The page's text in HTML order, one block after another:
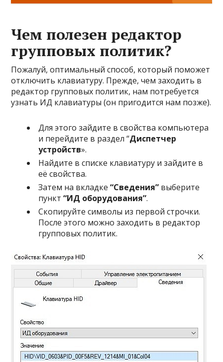
Чем полезен редактор
групповых политик?
Пожалуй, оптимальный способ, который поможет
отключить клавиатуру. Прежде, чем заходить в
редактор групповых политик, нам потребуется
узнать ИД клавиатуры (он пригодится нам позже).
Для этого зайдите в свойства компьютера
и перейдите в раздел “Диспетчер
устройств».
Найдите в списке клавиатуру и зайдите в
её свойства.
Затем на вкладке“Сведения” выберите
пункт“ИД оборудования”.
Скопируйте символы из первой строчки.
После этого можно заходить в редактор
групповых политик.